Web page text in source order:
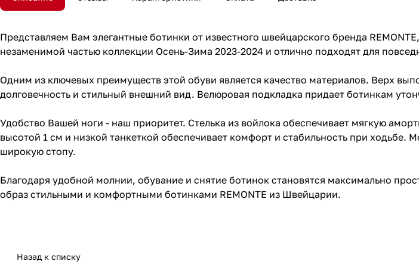
Представляем Вам элегантные ботинки от известного швейцарского бренда
незаменимой частью коллекции Осень-Зима 2023-2024 и отлично подходят для
Одним из ключевых преимуществ этой обуви является качество материалов. Верх
долговечность и стильный внешний вид. Велюровая подкладка придает ботинкам
Удобство Вашей ноги - наш приоритет. Стелька из войлока обеспечивает мягкую
высотой 1 см и низкой танкеткой обеспечивает комфорт и стабильность при ходьбе.
широкую стопу.
Благодаря удобной молнии, обувание и снятие ботинок становятся максимально
образ стильными и комфортными ботинками REMONTE из Швейцарии.
Назад к списку